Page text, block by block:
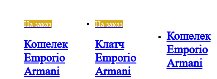
На заказ
Кошелек
Emporio
Armani
На заказ
Клатч
Emporio
Armani
Кошелек
Emporio
Armani